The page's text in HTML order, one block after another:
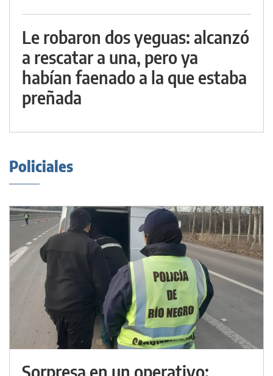
Le robaron dos yeguas: alcanzó
a rescatar a una, pero ya
habían faenado a la que estaba
preñada
Policiales
Sorpresa en un operativo: